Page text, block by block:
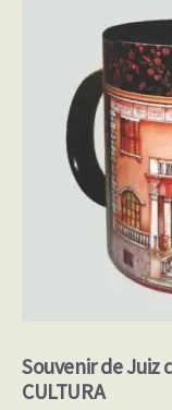
Souvenir de Juiz
CULTURA